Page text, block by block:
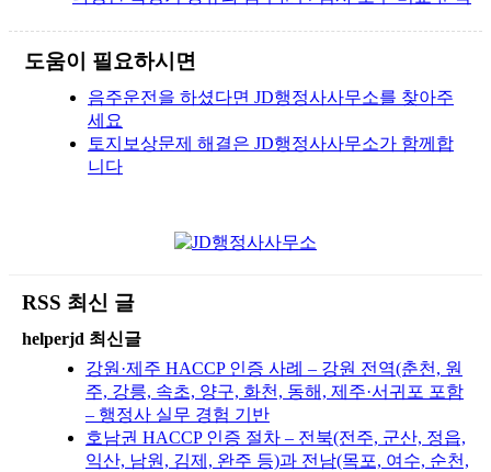
도움이 필요하시면
음주운전을 하셨다면 JD행정사사무소를 찾아주
세요
토지보상문제 해결은 JD행정사사무소가 함께합
니다
RSS 최신 글
helperjd 최신글
강원·제주 HACCP 인증 사례 – 강원 전역(춘천, 원
주, 강릉, 속초, 양구, 화천, 동해, 제주·서귀포 포함
– 행정사 실무 경험 기반
호남권 HACCP 인증 절차 – 전북(전주, 군산, 정읍,
익산, 남원, 김제, 완주 등)과 전남(목포, 여수, 순천,